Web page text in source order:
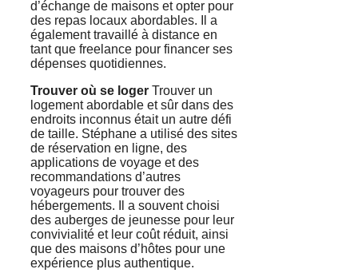
d’échange de maisons et opter pour
des repas locaux abordables. Il a
également travaillé à distance en
tant que freelance pour financer ses
dépenses quotidiennes.
Trouver où se loger Trouver un
logement abordable et sûr dans des
endroits inconnus était un autre défi
de taille. Stéphane a utilisé des sites
de réservation en ligne, des
applications de voyage et des
recommandations d’autres
voyageurs pour trouver des
hébergements. Il a souvent choisi
des auberges de jeunesse pour leur
convivialité et leur coût réduit, ainsi
que des maisons d’hôtes pour une
expérience plus authentique.